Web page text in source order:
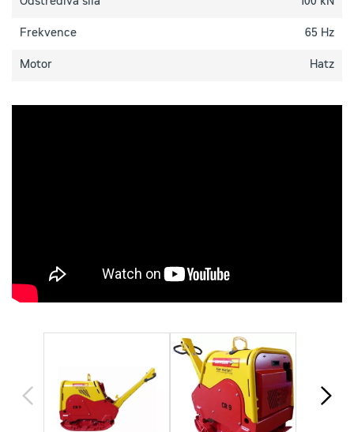
Odstředivá síla 100 kN
Frekvence 65 Hz
Motor Hatz